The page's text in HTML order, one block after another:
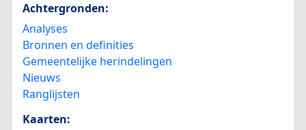
Achtergronden:
Analyses
Bronnen en definities
Gemeentelijke herindelingen
Nieuws
Ranglijsten
Kaarten: